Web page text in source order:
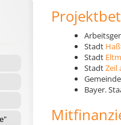
Stadt
Stadt
StadtZeil
Gemeinde
Bayer.